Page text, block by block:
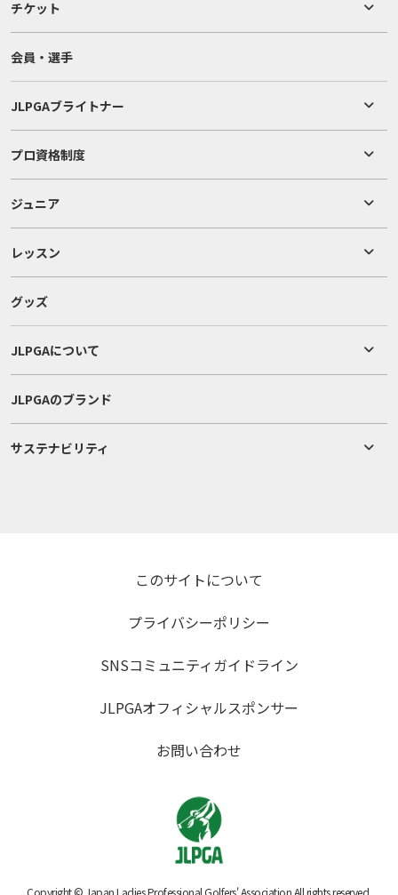
チケット
会員・選手
JLPGAブライトナー
プロ資格制度
ジュニア
レッスン
グッズ
JLPGAについて
JLPGAのブランド
サステナビリティ
このサイトについて
プライバシーポリシー
SNSコミュニティガイドライン
JLPGAオフィシャルスポンサー
お問い合わせ
Copyright © Japan Ladies Professional Golfers' Association All rights reserved.